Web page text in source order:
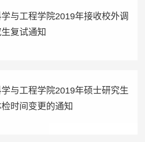
与工程学院2019年接收校外调
复试通知
与工程学院2019年硕士研究生
时间变更的通知